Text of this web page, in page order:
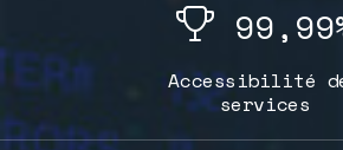
Accessibilité
services